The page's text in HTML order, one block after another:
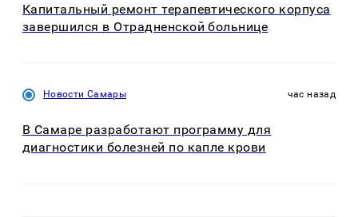
Капитальный ремонт терапевтического корпуса
завершился в Отрадненской больнице
Новости Самары час назад
В Самаре разработают программу для
диагностики болезней по капле крови